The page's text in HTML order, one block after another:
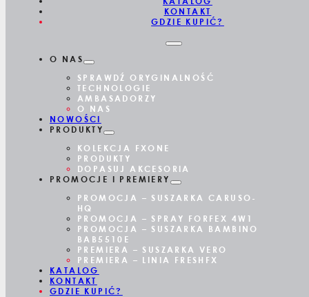
KONTAKT
GDZIE KUPIĆ?
O NAS
SPRAWDŹ ORYGINALNOŚĆ
TECHNOLOGIE
AMBASADORZY
O NAS
NOWOŚCI
PRODUKTY
KOLEKCJA FXONE
PRODUKTY
DOPASUJ AKCESORIA
PROMOCJE I PREMIERY
PROMOCJA – SUSZARKA CARUSO-
HQ
PROMOCJA – SPRAY FORFEX 4W1
PROMOCJA – SUSZARKA BAMBINO
BAB5510E
PREMIERA – SUSZARKA VERO
PREMIERA – LINIA FRESHFX
KATALOG
KONTAKT
GDZIE KUPIĆ?